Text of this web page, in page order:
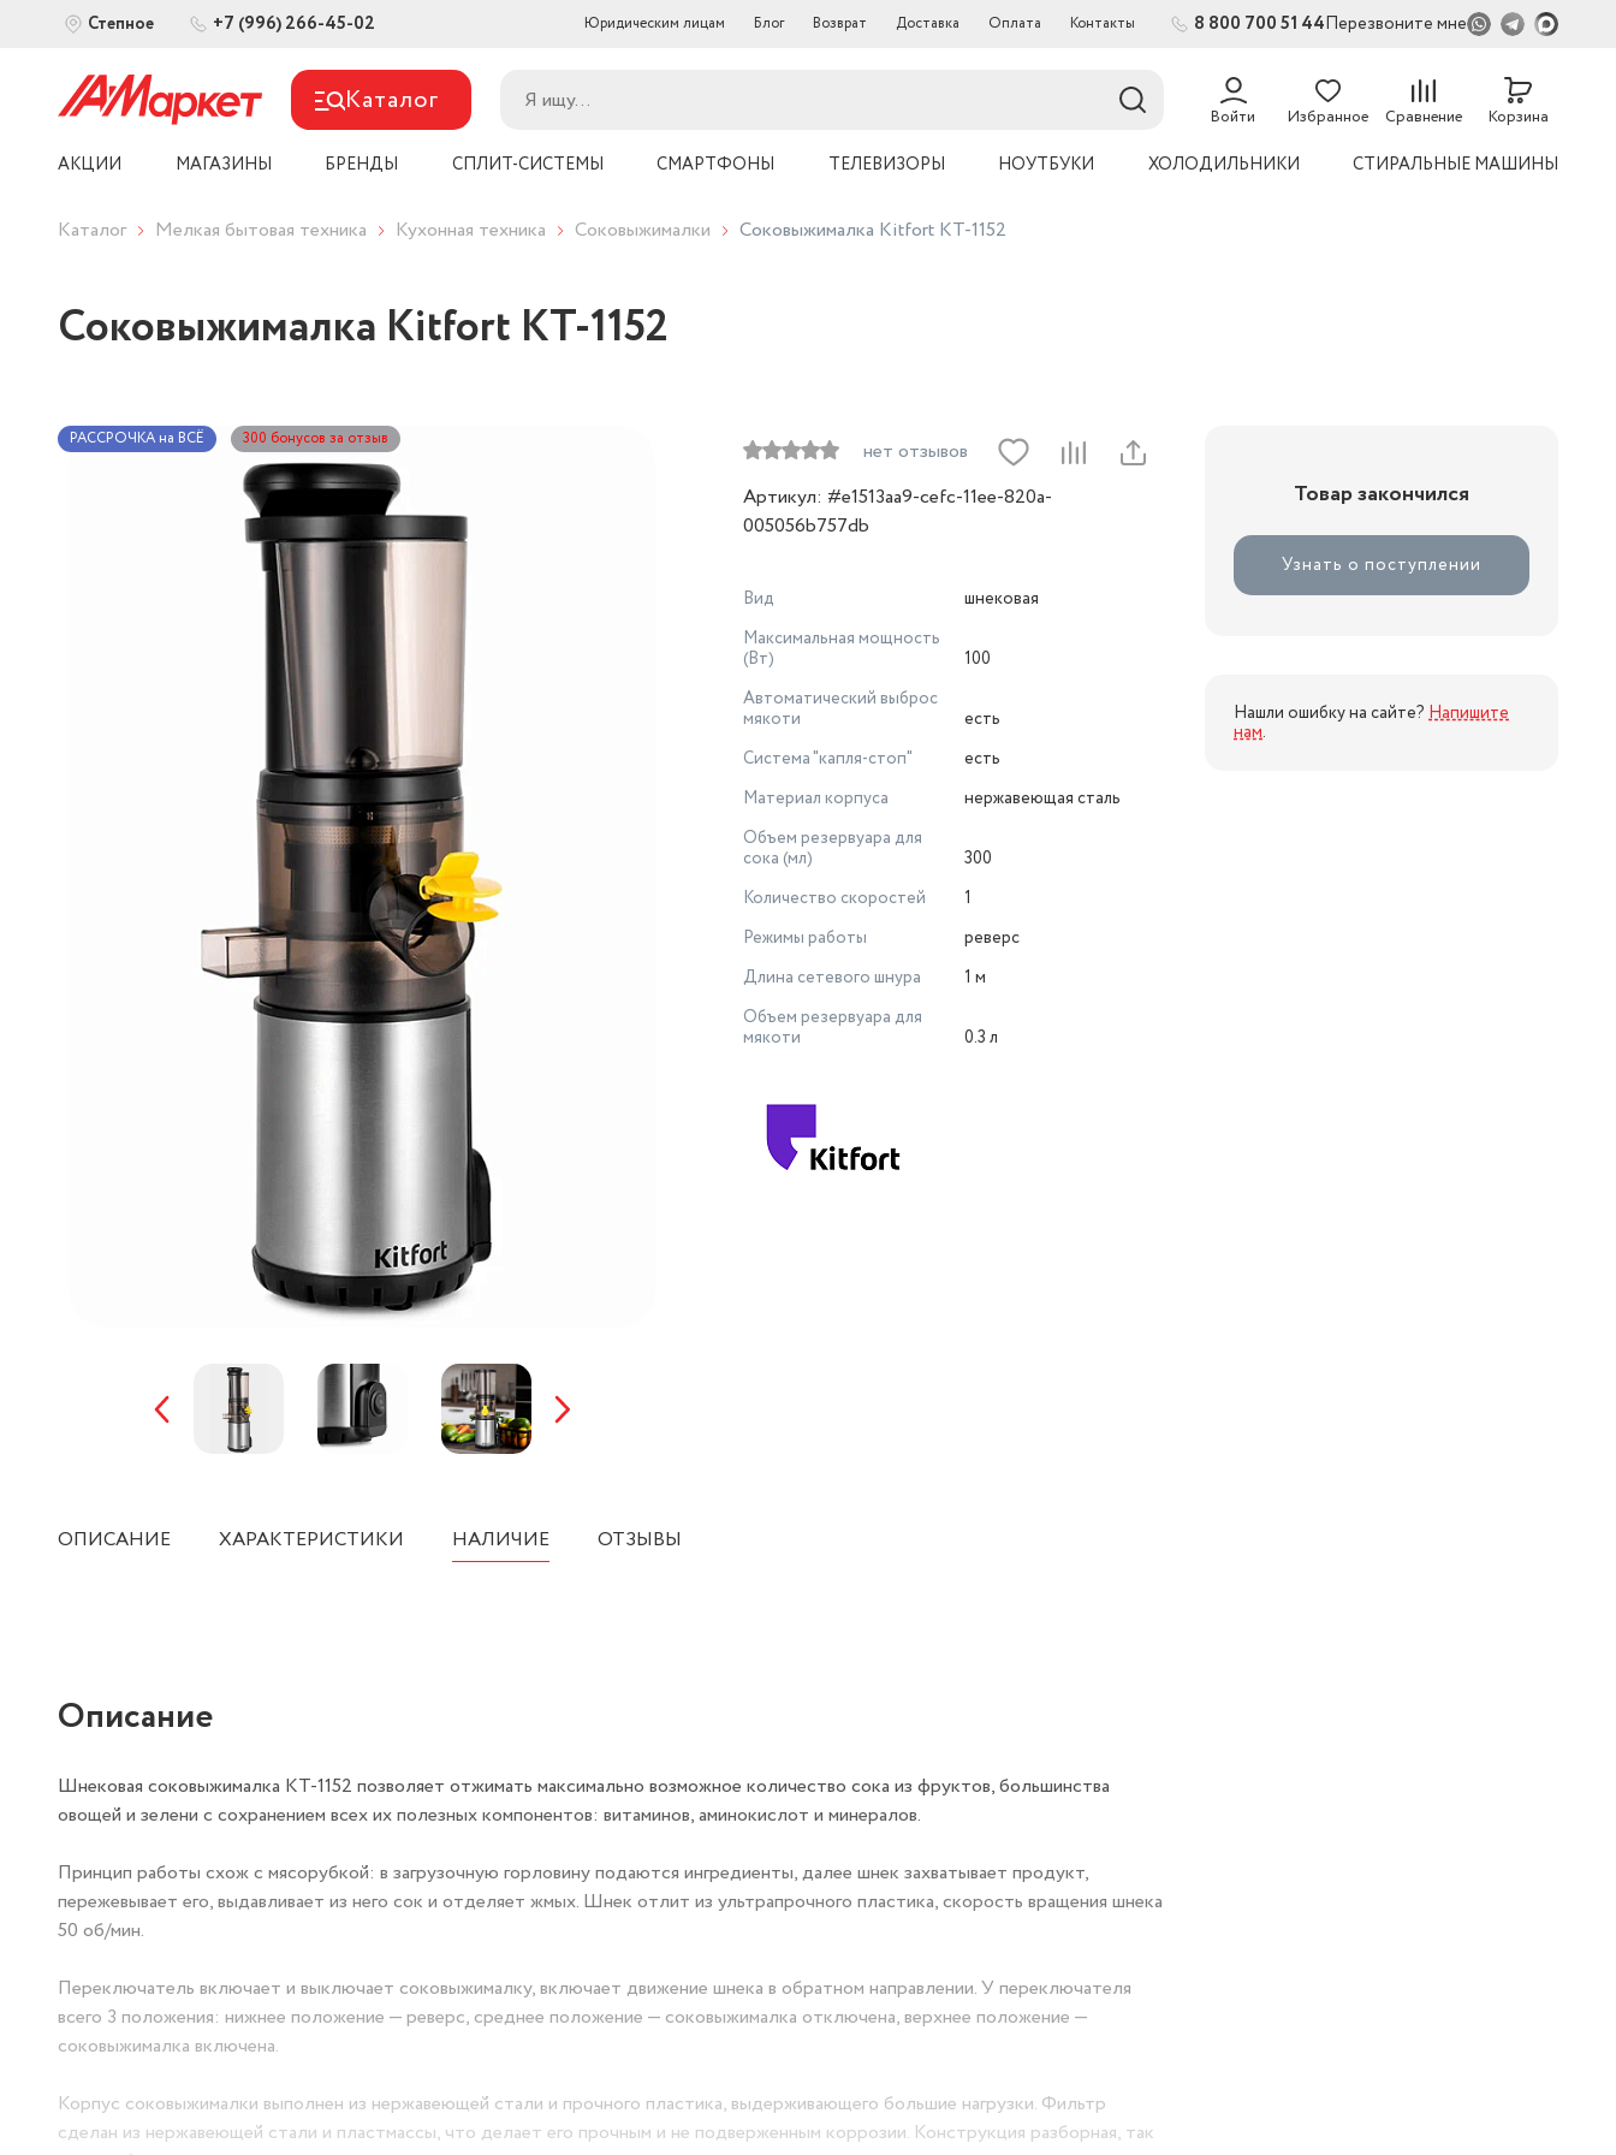
Степное +7 (996) 266-45-02 Юридическим лицам Блог Возврат Доставка Оплата Контакты 8 800 700 51 44Перезвоните мне
Каталог Войти Избранное Сравнение
54
Корзина
АКЦИИ МАГАЗИНЫ БРЕНДЫ СПЛИТ-СИСТЕМЫ СМАРТФОНЫ ТЕЛЕВИЗОРЫ НОУТБУКИ ХОЛОДИЛЬНИКИ СТИРАЛЬНЫЕ МАШИНЫ
Каталог Мелкая бытовая техника Кухонная техника Соковыжималки Соковыжималка Kitfort КТ-1152
Соковыжималка Kitfort КТ-1152
РАССРОЧКА на ВСЁ 300 бонусов за отзыв
нет отзывов
Артикул: #e1513aa9-cefc-11ee-820a-
005056b757db
Вид
шнековая
Максимальная мощность
(Вт)
100
Автоматический выброс
мякоти
есть
Система "капля-стоп"
есть
Материал корпуса
нержавеющая сталь
Объем резервуара для
сока (мл)
300
Количество скоростей
1
Режимы работы
реверс
Длина сетевого шнура
1 м
Объем резервуара для
мякоти
0.3 л
Товар закончился
Узнать о поступлении
Нашли ошибку на сайте? Напишите
нам.
ОПИСАНИЕ ХАРАКТЕРИСТИКИ НАЛИЧИЕ ОТЗЫВЫ
Описание
Шнековая соковыжималка КТ-1152 позволяет отжимать максимально возможное количество сока из фруктов, большинства
овощей и зелени с сохранением всех их полезных компонентов: витаминов, аминокислот и минералов.
Принцип работы схож с мясорубкой: в загрузочную горловину подаются ингредиенты, далее шнек захватывает продукт,
пережевывает его, выдавливает из него сок и отделяет жмых. Шнек отлит из ультрапрочного пластика, скорость вращения шнека
50 об/мин.
Переключатель включает и выключает соковыжималку, включает движение шнека в обратном направлении. У переключателя
всего 3 положения: нижнее положение — реверс, среднее положение — соковыжималка отключена, верхнее положение —
соковыжималка включена.
Корпус соковыжималки выполнен из нержавеющей стали и прочного пластика, выдерживающего большие нагрузки. Фильтр
сделан из нержавеющей стали и пластмассы, что делает его прочным и не подверженным коррозии. Конструкция разборная, так